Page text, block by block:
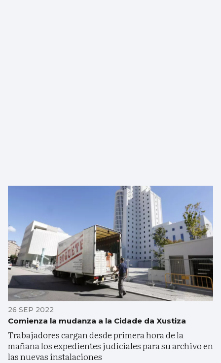
26 SEP 2022
Comienza la mudanza a la Cidade da Xustiza
Trabajadores cargan desde primera hora de la
mañana los expedientes judiciales para su archivo en
las nuevas instalaciones